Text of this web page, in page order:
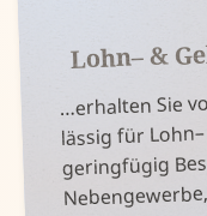
Lohn– &
erhalten Sie
lässig für
gering­fügig